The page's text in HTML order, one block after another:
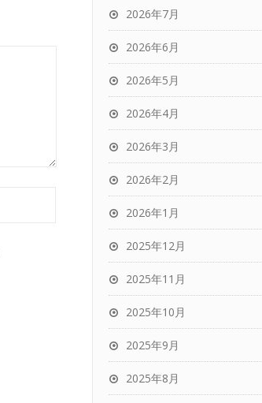
2026年7月
2026年6月
2026年5月
2026年4月
2026年3月
2026年2月
2026年1月
2025年12月
2025年11月
2025年10月
2025年9月
2025年8月